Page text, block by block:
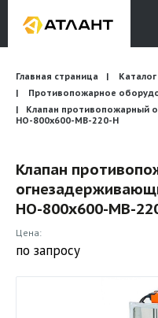
Электронная почта
info@atlantcompany.ru
Бренды
Каталоги
Бланки
Главная страница Каталог
Противопожарное
Клапан противопожарный
НО-800х600-МВ-220-Н
Клапан
НО-800х600-МВ-
Цена:
по запросу